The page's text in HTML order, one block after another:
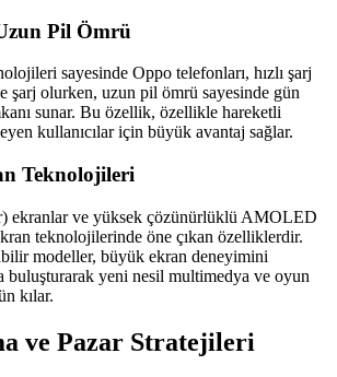
Pil Ömrü
sayesinde Oppo telefonları, hızlı şarj
şarj olurken, uzun pil ömrü sayesinde gün
sunar. Bu özellik, özellikle hareketli
kullanıcılar için büyük avantaj sağlar.
Teknolojileri
ekranlar ve yüksek çözünürlüklü AMOLED
teknolojilerinde öne çıkan özelliklerdir.
modeller, büyük ekran deneyimini
buluşturarak yeni nesil multimedya ve oyun
kılar.
ve Pazar Stratejileri